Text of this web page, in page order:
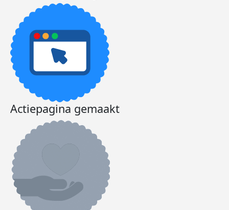
Actiepagina gemaakt